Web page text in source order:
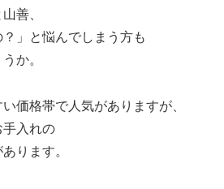
善、
」と悩んでしまう方も
か。
価格帯で人気がありますが、
手入れの
ります。